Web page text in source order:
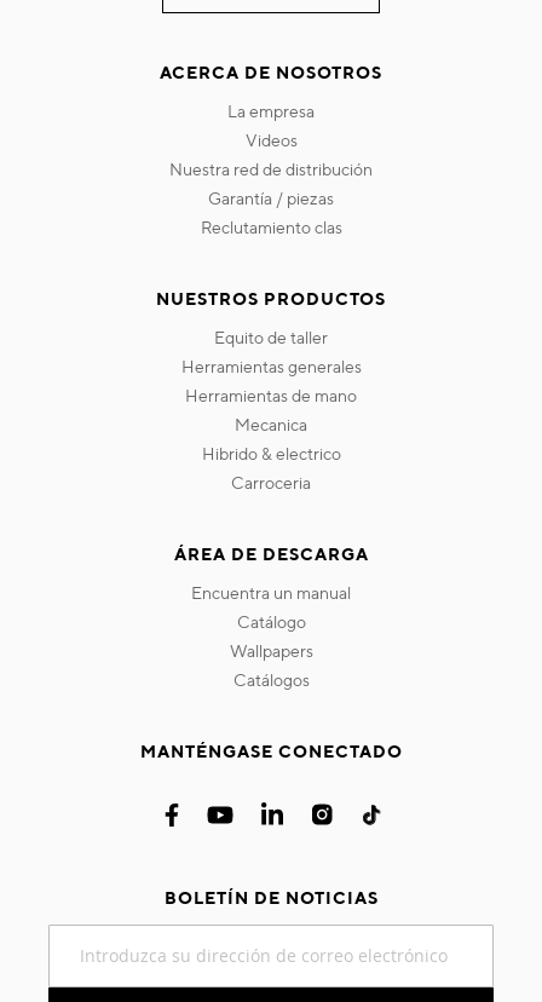
ACERCA DE NOSOTROS
la empresa
videos
nuestra red de distribución
garantía / piezas
reclutamiento clas
NUESTROS PRODUCTOS
equito de taller
herramientas generales
herramientas de mano
mecanica
hibrido & electrico
carroceria
ÁREA DE DESCARGA
encuentra un manual
catálogo
wallpapers
catálogos
MANTÉNGASE CONECTADO
BOLETÍN DE NOTICIAS
nuestro